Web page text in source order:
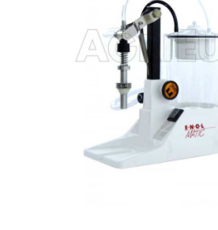
Fendeuses à bois
Filets pour la Récolte des olives
Filtres pour vin et huile
Floconneuses
Fouloirs - Égrappoirs
Fourches pour tracteur
Cruccolini